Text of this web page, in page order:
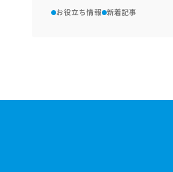
お役立ち情報 新着記事